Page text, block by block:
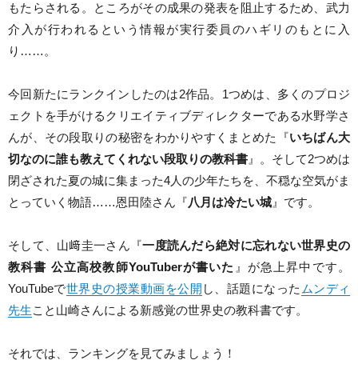
もたらされる。ところがその成果の発表を阻止するため、武力
介入が行われるという情報が実行委員のハギリのもとに入
り……。
今回新たにランクインしたのは2作品。1つめは、多くのプロジ
ェクトを手がけるクリエイティブディレクターである水野学さ
んが、その段取りの秘密をわかりやすくまとめた『いちばん大
切なのに誰も教えてくれない段取りの教科書 』。そして2つめは
閉ざされた夏の城に集まった4人の少年たちを、不穏な空気がま
とっていく物語……恩田陸さん『八月は冷たい城 』です。
そして、山﨑圭一さん『一度読んだら絶対に忘れない世界史の
教科書 公立高校教師YouTuberが書いた 』が急上昇中です。
YouTubeで世界史の授業動画を公開 し、話題になった ムンディ
先生こと山崎さんによる新感覚の世界史の教科書です。
それでは、ランキングを見てみましょう！